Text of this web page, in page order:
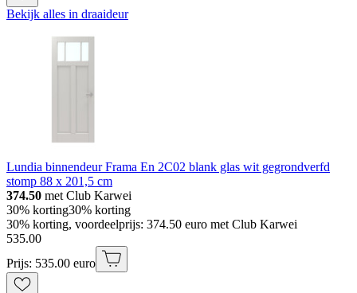
Bekijk alles in draaideur
Lundia binnendeur Frama En 2C02 blank glas wit gegrondverfd
stomp 88 x 201,5 cm
374.50 met Club Karwei
30% korting30% korting
30% korting, voordeelprijs: 374.50 euro met Club Karwei
535.00
Prijs: 535.00 euro